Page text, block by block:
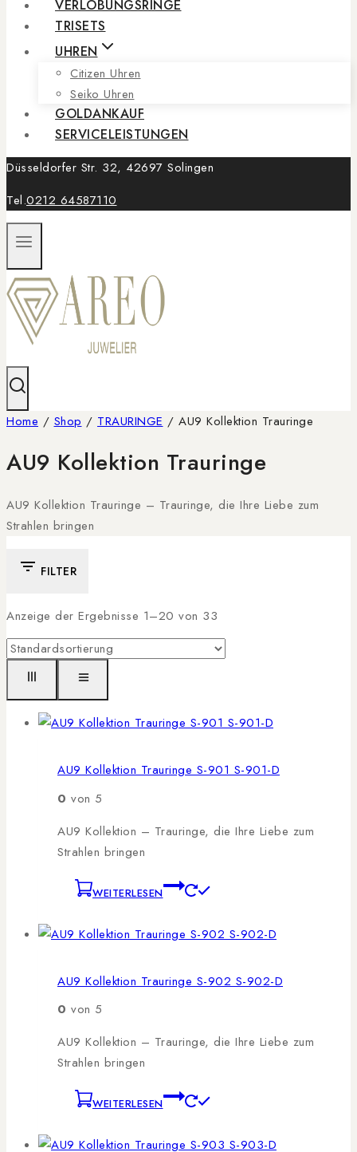
VERLOBUNGSRINGE
TRISETS
UHREN
Citizen Uhren
Seiko Uhren
GOLDANKAUF
SERVICELEISTUNGEN
Düsseldorfer Str. 32, 42697 Solingen
Tel.0212 64587110
Home / Shop / TRAURINGE / AU9 Kollektion Trauringe
AU9 Kollektion Trauringe
AU9 Kollektion Trauringe – Trauringe, die Ihre Liebe zum
Strahlen bringen
FILTER
Anzeige der Ergebnisse 1–20 von 33
AU9 Kollektion Trauringe S-901 S-901-D
0 von 5
AU9 Kollektion – Trauringe, die Ihre Liebe zum
Strahlen bringen
WEITERLESEN
AU9 Kollektion Trauringe S-902 S-902-D
0 von 5
AU9 Kollektion – Trauringe, die Ihre Liebe zum
Strahlen bringen
WEITERLESEN